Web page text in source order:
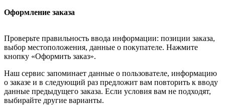
Оформление заказа
Проверьте правильность ввода информации: позиции заказа,
выбор местоположения, данные о покупателе. Нажмите
кнопку «Оформить заказ».
Наш сервис запоминает данные о пользователе, информацию
о заказе и в следующий раз предложит вам повторить к вводу
данные предыдущего заказа. Если условия вам не подходят,
выбирайте другие варианты.